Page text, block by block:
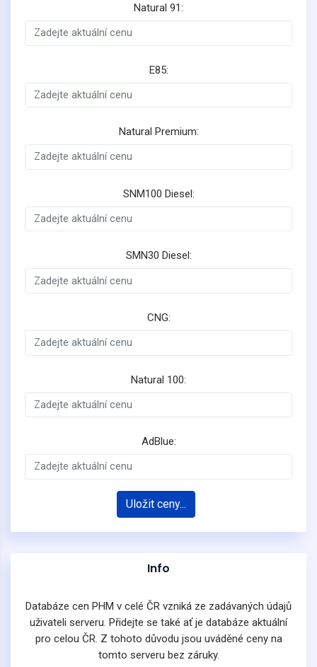
Natural 91:
E85:
Natural Premium:
SNM100 Diesel:
SMN30 Diesel:
CNG:
Natural 100:
AdBlue:
Uložit ceny...
Info
Databáze cen PHM v celé ČR vzniká ze zadávaných údajů
uživateli serveru. Přidejte se také ať je databáze aktuální
pro celou ČR. Z tohoto důvodu jsou uváděné ceny na
tomto serveru bez záruky.